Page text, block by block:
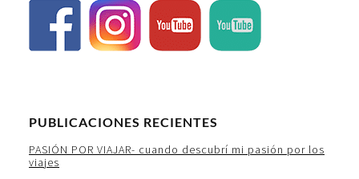
PUBLICACIONES RECIENTES
PASIÓN POR VIAJAR- cuando descubrí mi pasión por los
viajes